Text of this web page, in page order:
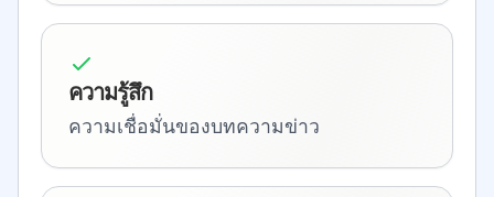
ความรู้สึก
ความเชื่อมั่นของบทความข่าว